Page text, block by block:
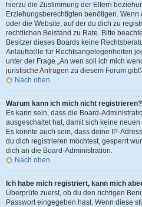
hierzu die Zustimmung der Eltern
Erziehungsberechtigten benötigen.
oder die Website, auf der du dich zu
rechtlichen Beistand zu Rate. Bitte
Besitzer dieses Boards keine
Anlaufstelle für Rechtsangelegenheiten
unter der Frage „An wen soll ich mich
juristische Anfragen zu diesem Forum
Nach oben
Warum kann ich mich nicht registrieren?
Es kann sein, dass die Board-
ausgeschaltet hat, damit sich keine
Es könnte auch sein, dass deine IP-
du dich registrieren möchtest, gesperrt
dich an die Board-Administration.
Nach oben
Ich habe mich registriert, kann mich
Überprüfe zuerst, ob du den richtigen
Passwort eingegeben hast. Wenn diese